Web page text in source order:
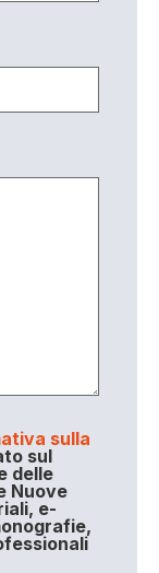
sulla
sul
delle
Nuove
e-